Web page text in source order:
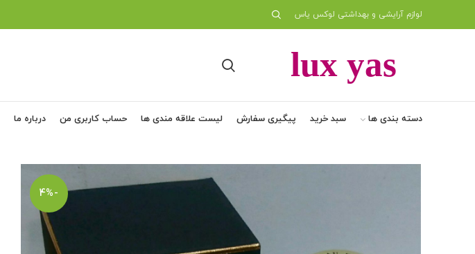
لوازم آرایشی و بهداشتی لوکس یاس
دسته بندی ها سبد خرید پیگیری سفارش لیست علاقه مندی ها حساب کاربری من درباره ما
-4%